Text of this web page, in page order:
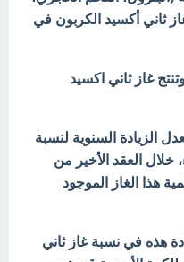
ثاني أكسيد الكربون في
غاز ثاني اكسيد
الزيادة السنوية لنسبة
خلال العقد الأخير من
بلغ نحو 0.7 من كمية هذا الغاز الموجود
هذه في نسبة غاز ثاني